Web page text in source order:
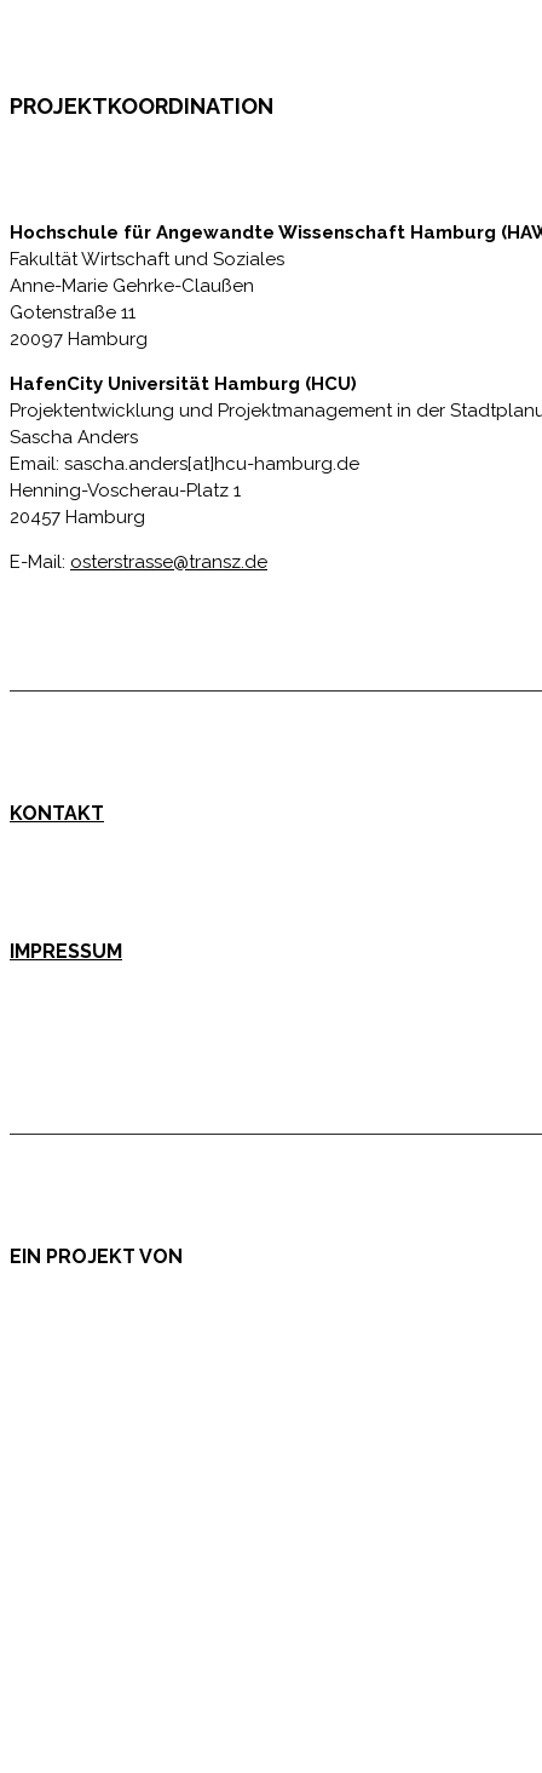
PROJEKTKOORDINATION
Hochschule für Angewandte Wissenschaft Hamburg
Fakultät Wirtschaft und Soziales
Anne-Marie Gehrke-Claußen
Gotenstraße 11
20097 Hamburg
HafenCity Universität Hamburg (HCU)
Projektentwicklung und Projektmanagement in der
Sascha Anders
Email: sascha.anders[at]hcu-hamburg.de
Henning-Voscherau-Platz 1
20457 Hamburg
E-Mail: osterstrasse@transz.de
KONTAKT
IMPRESSUM
EIN PROJEKT VON